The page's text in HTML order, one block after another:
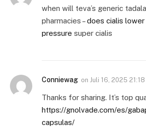
when will teva’s generic
pharmacies –does cialis
pressure super cialis
Conniewag on Juli 16, 2025 21:18
Thanks for sharing. It’s top
https://gnolvade.com/es/
capsulas/